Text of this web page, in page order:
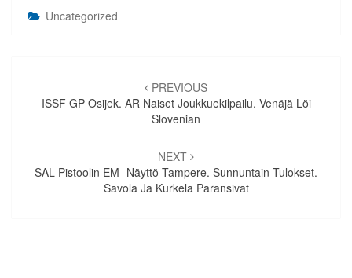
Uncategorized
selaus
PREVIOUS
ISSF GP Osijek. AR Naiset Joukkuekilpailu. Venäjä Löi
Slovenian
NEXT
SAL Pistoolin EM -näyttö Tampere. Sunnuntain Tulokset.
Savola Ja Kurkela Paransivat